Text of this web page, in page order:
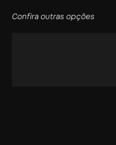
Confira outras opções